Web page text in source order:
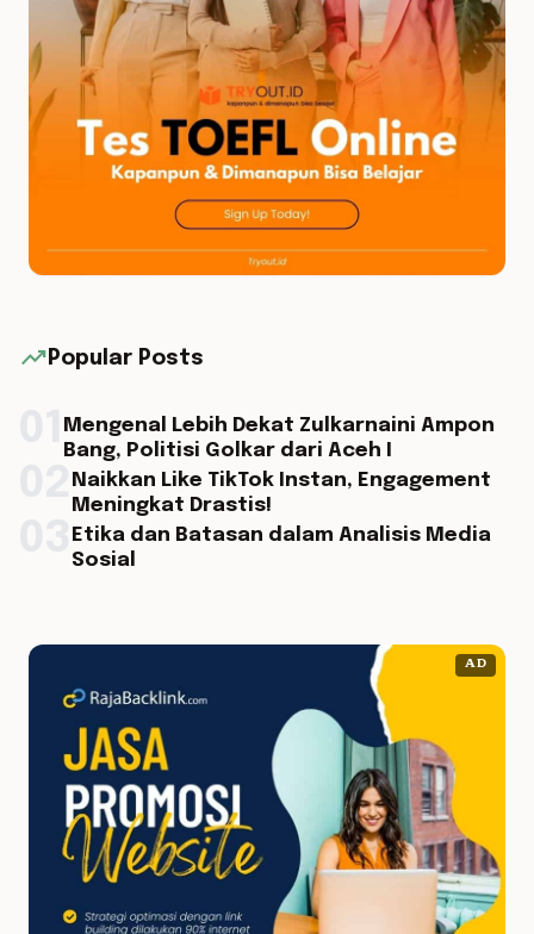
trending_up Popular Posts
Mengenal Lebih Dekat Zulkarnaini Ampon
Bang, Politisi Golkar dari Aceh I
Naikkan Like TikTok Instan, Engagement
Meningkat Drastis!
Etika dan Batasan dalam Analisis Media
Sosial
AD